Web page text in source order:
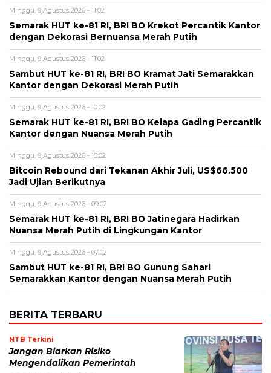
Minggu, 9 Agustus 2026 - 11:02
Semarak HUT ke-81 RI, BRI BO Krekot Percantik Kantor
dengan Dekorasi Bernuansa Merah Putih
Minggu, 9 Agustus 2026 - 11:02
Sambut HUT ke-81 RI, BRI BO Kramat Jati Semarakkan
Kantor dengan Dekorasi Merah Putih
Minggu, 9 Agustus 2026 - 10:02
Semarak HUT ke-81 RI, BRI BO Kelapa Gading Percantik
Kantor dengan Nuansa Merah Putih
Minggu, 9 Agustus 2026 - 10:02
Bitcoin Rebound dari Tekanan Akhir Juli, US$66.500
Jadi Ujian Berikutnya
Minggu, 9 Agustus 2026 - 09:02
Semarak HUT ke-81 RI, BRI BO Jatinegara Hadirkan
Nuansa Merah Putih di Lingkungan Kantor
Minggu, 9 Agustus 2026 - 07:02
Sambut HUT ke-81 RI, BRI BO Gunung Sahari
Semarakkan Kantor dengan Nuansa Merah Putih
BERITA TERBARU
NTB Terkini
Jangan Biarkan Risiko
Mengendalikan Pemerintah